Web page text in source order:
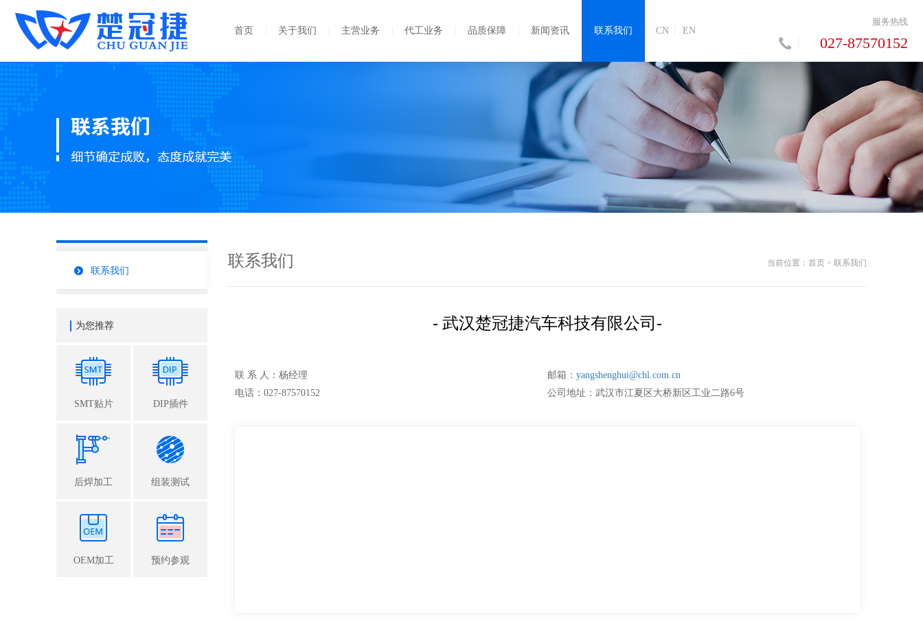
首页 关于我们 主营业务 代工业务 品质保障 新闻资讯 联系我们 CN EN
服务热线
027-87570152
联系我们
为您推荐
SMT贴片 DIP插件
后焊加工 组装测试
OEM加工 预约参观
联系我们 当前位置： 首页 > 联系我们
- 武汉楚冠捷汽车科技有限公司-
联 系 人：杨经理
电话：027-87570152
邮箱： yangshenghui@chl.com.cn
公司地址：武汉市江夏区大桥新区工业二路6号